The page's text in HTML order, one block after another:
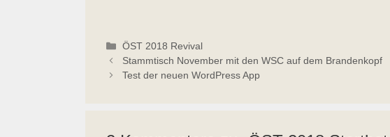
Kategorien
ÖST 2018 Revival
Stammtisch November mit den WSC auf dem Brandenkopf
Test der neuen WordPress App